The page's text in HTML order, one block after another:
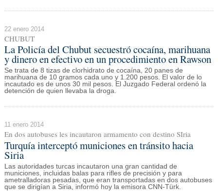
22 enero 2014
CHUBUT
La Policía del Chubut secuestró cocaína, marihuana
y dinero en efectivo en un procedimiento en Rawson
Se trata de 8 tizas de clorhidrato de cocaína, 20 panes de
marihuana de 10 gramos cada uno y 1.200 pesos. El valor de lo
incautado es de unos 30 mil pesos. El Juzgado Federal ordenó la
detención de quien llevaba la droga.
11 enero 2014
En dos autobuses les incautaron armamento con destino SIria
Turquía interceptó municiones en tránsito hacia
Siria
Las autoridades turcas incautaron una gran cantidad de
municiones, incluidas balas para rifles de precisión y para
ametralladoras pesadas, que eran transportadas en dos autobuses
que se dirigían a Siria, informó hoy la emisora CNN-Türk.